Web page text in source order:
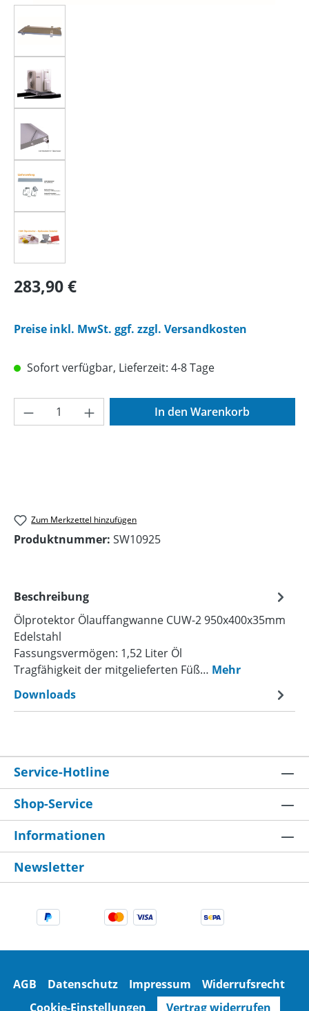
Regulärer Preis:
283,90 €
Preise inkl. MwSt. ggf. zzgl. Versandkosten
Sofort verfügbar, Lieferzeit: 4-8 Tage
Produkt Anzahl: Gib den gewünschten
In den Warenkorb
Zum Merkzettel hinzufügen
Produktnummer: SW10925
Beschreibung
Ölprotektor Ölauffangwanne CUW-2 950x400x35mm
Edelstahl
Fassungsvermögen: 1,52 Liter Öl
Tragfähigkeit der mitgelieferten Füß… Mehr
Downloads
Service-Hotline
Shop-Service
Informationen
Newsletter
AGB Datenschutz Impressum
Widerrufsrecht
Cookie-Einstellungen
Vertrag widerrufen